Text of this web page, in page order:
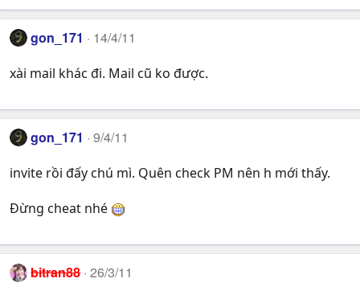
gon_171 14/4/11
xài mail khác đi. Mail cũ ko được.
gon_171 9/4/11
invite rồi đấy chú mì. Quên check PM nên h mới thấy.
Đừng cheat nhé
bitran88 26/3/11